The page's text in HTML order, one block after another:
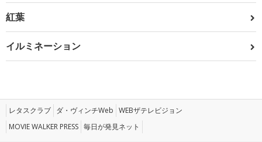
紅葉
イルミネーション
レタスクラブ ダ・ヴィンチWeb WEBザテレビジョン
MOVIE WALKER PRESS 毎日が発見ネット